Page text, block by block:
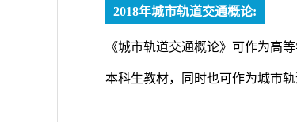
2018年城市轨道交通概论:
《城市轨道交通概论》可作为高
本科生教材，同时也可作为城市